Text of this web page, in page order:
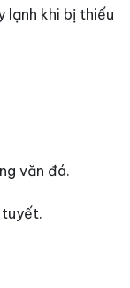
lạnh khi bị thiếu
văn đá.